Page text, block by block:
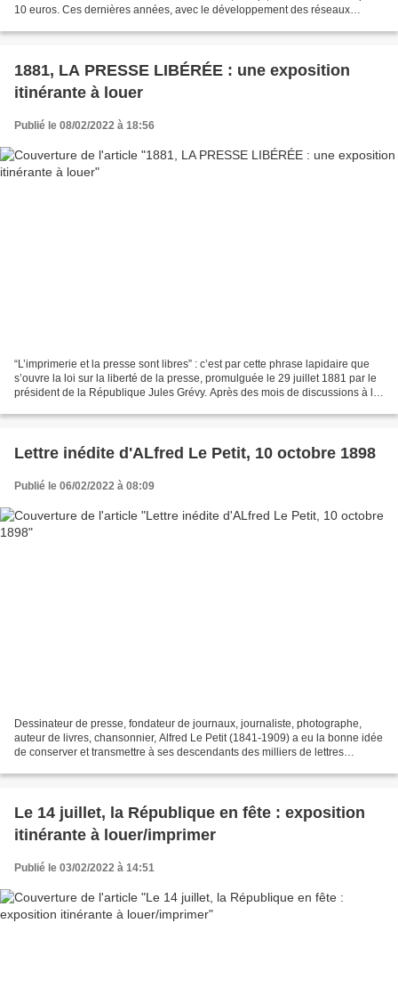
10 euros. Ces dernières années, avec le développement des réseaux
1881, LA PRESSE LIBÉRÉE : une exposition
itinérante à louer
Publié le 08/02/2022 à 18:56
“L’imprimerie et la presse sont libres” : c’est par cette phrase lapidaire que
s’ouvre la loi sur la liberté de la presse, promulguée le 29 juillet 1881 par le
président de la République Jules Grévy. Après des mois de discussions à la
Lettre inédite d'ALfred Le Petit, 10 octobre 1898
Publié le 06/02/2022 à 08:09
Dessinateur de presse, fondateur de journaux, journaliste, photographe,
auteur de livres, chansonnier, Alfred Le Petit (1841-1909) a eu la bonne idée
de conserver et transmettre à ses descendants des milliers de lettres
Le 14 juillet, la République en fête : exposition
itinérante à louer/imprimer
Publié le 03/02/2022 à 14:51